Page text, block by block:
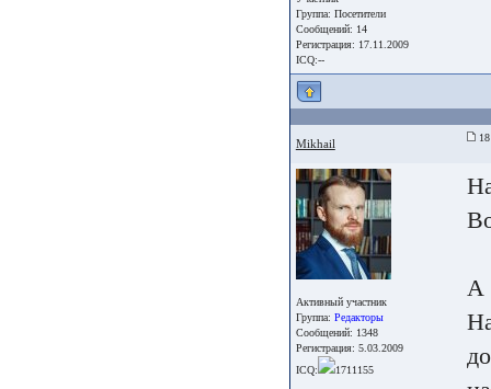
Группа: Посетители
Сообщений: 14
Регистрация: 17.11.2009
ICQ:--
Mikhail 18
Активный участник
Группа: Редакторы
Сообщений: 1348
Регистрация: 5.03.2009
ICQ:
1711155
А